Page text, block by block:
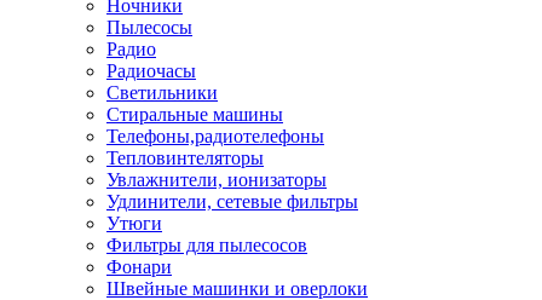
Ночники
Пылесосы
Радио
Радиочасы
Светильники
Стиральные машины
Телефоны,радиотелефоны
Тепловинтеляторы
Увлажнители, ионизаторы
Удлинители, сетевые фильтры
Утюги
Фильтры для пылесосов
Фонари
Швейные машинки и оверлоки